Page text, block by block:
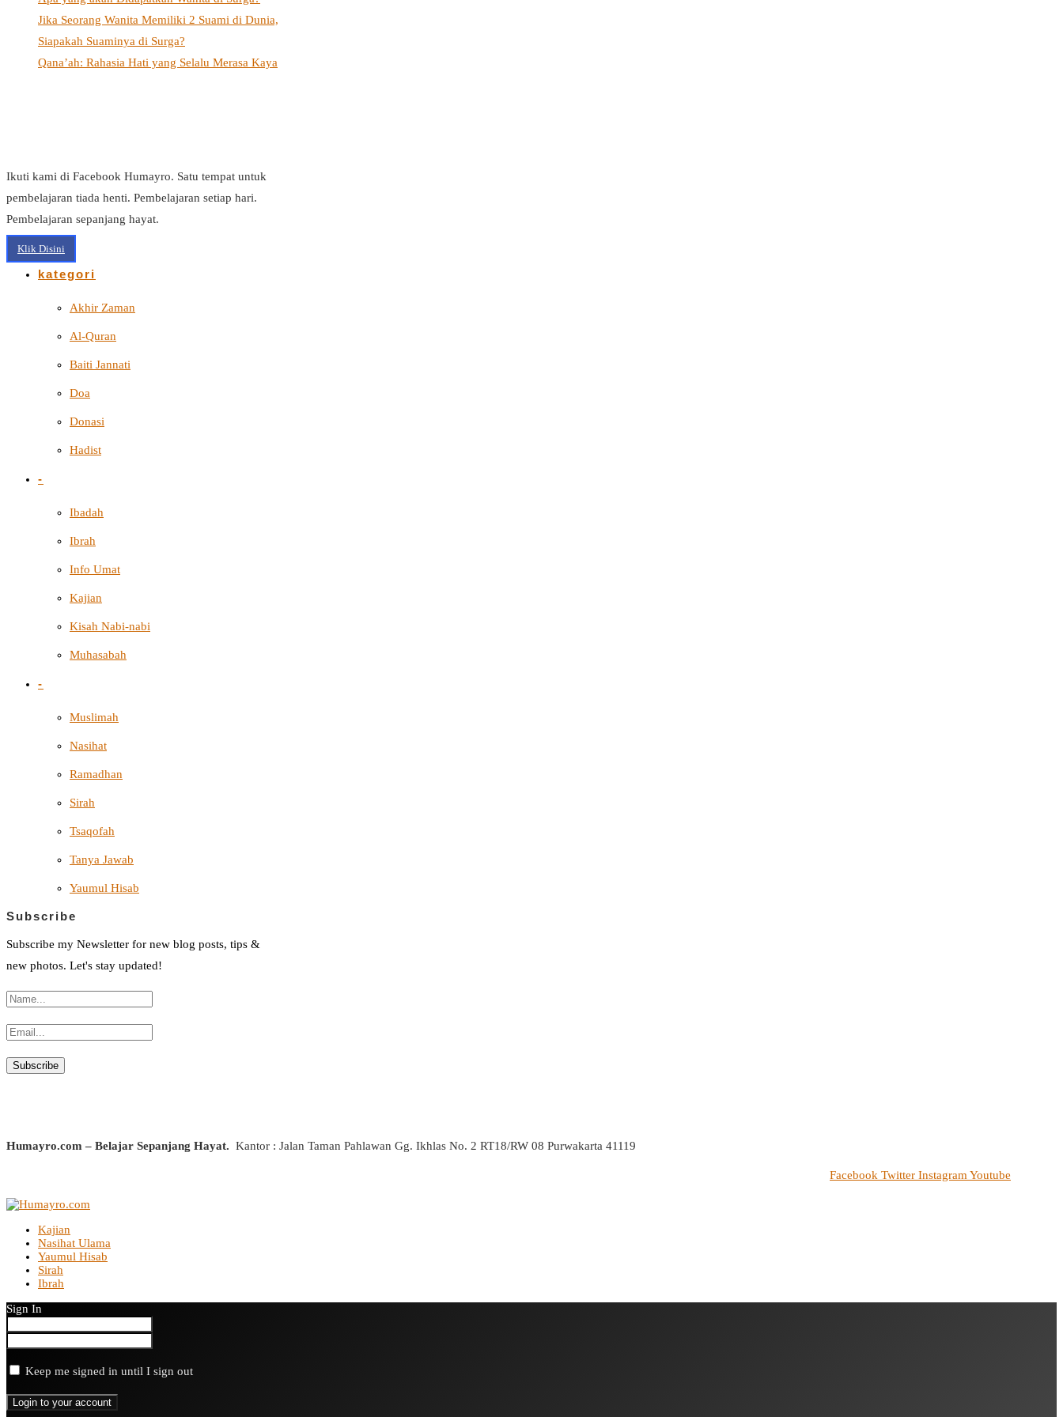
Jika Seorang Wanita Memiliki 2 Suami di Dunia,
Siapakah Suaminya di Surga?
Qana’ah: Rahasia Hati yang Selalu Merasa Kaya
Ikuti kami di Facebook Humayro. Satu tempat untuk
pembelajaran tiada henti. Pembelajaran setiap hari.
Pembelajaran sepanjang hayat.
Klik Disini
kategori
Akhir Zaman
Al-Quran
Baiti Jannati
Doa
Donasi
Hadist
-
Ibadah
Ibrah
Info Umat
Kajian
Kisah Nabi-nabi
Muhasabah
-
Muslimah
Nasihat
Ramadhan
Sirah
Tsaqofah
Tanya Jawab
Yaumul Hisab
Subscribe
Subscribe my Newsletter for new blog posts, tips &
new photos. Let's stay updated!
Humayro.com – Belajar Sepanjang Hayat. Kantor : Jalan Taman Pahlawan Gg. Ikhlas No. 2 RT18/RW 08 Purwakarta 41119
Facebook Twitter InstagramYoutube
Kajian
Nasihat Ulama
Yaumul Hisab
Sirah
Ibrah
Sign In
Keep me signed in until I sign out